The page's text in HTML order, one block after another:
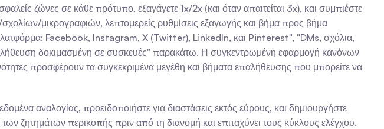
ζώνες σε κάθε πρότυπο, εξαγάγετε 1x/2x (και όταν απαιτείται 3x), και συμπιέστε
μικρογραφιών, λεπτομερείς ρυθμίσεις εξαγωγής και βήμα προς βήμα
Facebook, Instagram, X (Twitter), LinkedIn, και Pinterest", "DMs, σχόλια,
δοκιμασμένη σε συσκευές" παρακάτω. Η συγκεντρωμένη εφαρμογή κανόνων
προσφέρουν τα συγκεκριμένα μεγέθη και βήματα επαλήθευσης που μπορείτε να
αναλογίας, προειδοποιήστε για διαστάσεις εκτός εύρους, και δημιουργήστε
ζητημάτων περικοπής πριν από τη διανομή και επιταχύνει τους κύκλους ελέγχου.